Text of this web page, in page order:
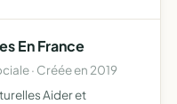
En France
· Créée en 2019
Aider et